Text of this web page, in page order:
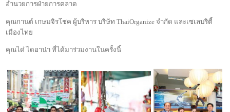
อำนวยการฝ่ายการตลาด
คุณกานต์ เกษมจิรโชค ผู้บริหาร บริษัท ThaiOrganize จำกัด และเซเลบริตี้
เมืองไทย
คุณได๋ ไดอาน่า ที่ได้มาร่วมงานในครั้งนี้